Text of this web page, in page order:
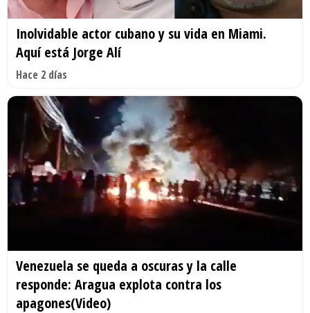
Inolvidable actor cubano y su vida en Miami.
Aquí está Jorge Alí
Hace 2 días
Venezuela se queda a oscuras y la calle
responde: Aragua explota contra los
apagones(Video)